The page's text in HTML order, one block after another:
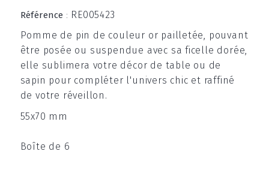
Référence : RE005423
Pomme de pin de couleur or pailletée, pouvant
être posée ou suspendue avec sa ficelle dorée,
elle sublimera votre décor de table ou de
sapin pour compléter l'univers chic et raffiné
de votre réveillon.
55x70 mm
Boîte de 6